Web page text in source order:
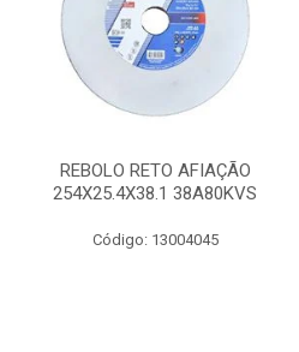
REBOLO RETO AFIAÇÃO
254X25.4X38.1 38A80KVS
Código: 13004045